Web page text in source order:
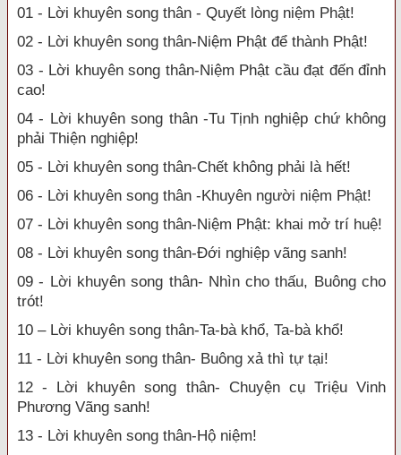
01 - Lời khuyên song thân - Quyết lòng niệm Phật!
02 - Lời khuyên song thân-Niệm Phật để thành Phật!
03 - Lời khuyên song thân-Niệm Phật cầu đạt đến đỉnh
cao!
04 - Lời khuyên song thân -Tu Tịnh nghiệp chứ không
phải Thiện nghiệp!
05 - Lời khuyên song thân-Chết không phải là hết!
06 - Lời khuyên song thân -Khuyên người niệm Phật!
07 - Lời khuyên song thân-Niệm Phật: khai mở trí huệ!
08 - Lời khuyên song thân-Đới nghiệp vãng sanh!
09 - Lời khuyên song thân- Nhìn cho thấu, Buông cho
trót!
10 – Lời khuyên song thân-Ta-bà khổ, Ta-bà khổ!
11 - Lời khuyên song thân- Buông xả thì tự tại!
12 - Lời khuyên song thân- Chuyện cụ Triệu Vinh
Phương Vãng sanh!
13 - Lời khuyên song thân-Hộ niệm!